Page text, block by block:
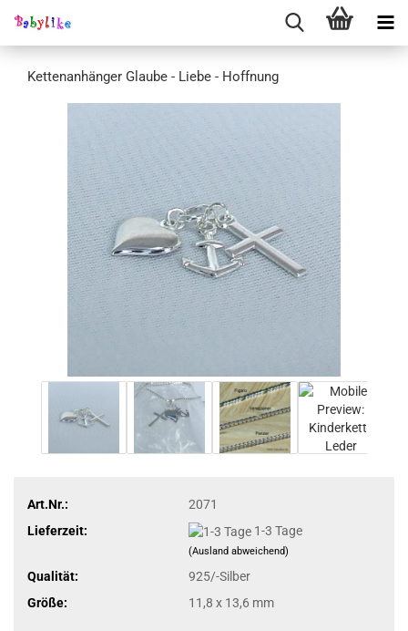
Kettenanhänger Glaube - Liebe - Hoffnung
Art.Nr.:
2071
Lieferzeit:
1-3 Tage
(Ausland abweichend)
Qualität:
925/-Silber
Größe:
11,8 x 13,6 mm